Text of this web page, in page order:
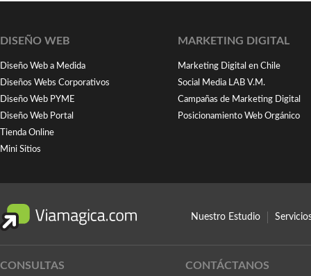
DISEÑO WEB
Diseño Web a Medida
Diseños Webs Corporativos
Diseño Web PYME
Diseño Web Portal
Tienda Online
Mini Sitios
MARKETING DIGITAL
Marketing Digital en Chile
Social Media LAB V.M.
Campañas de Marketing Digital
Posicionamiento Web Orgánico
Nuestro Estudio
CONSULTAS CONTÁCTANOS